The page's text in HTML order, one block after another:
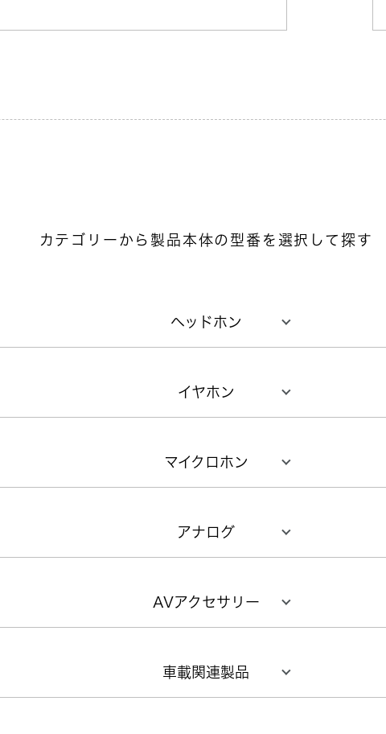
カテゴリーから製品本体の型番を選択して探す
ヘッドホン
イヤホン
マイクロホン
アナログ
AVアクセサリー
車載関連製品